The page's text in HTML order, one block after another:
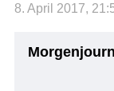
8. April 2017,